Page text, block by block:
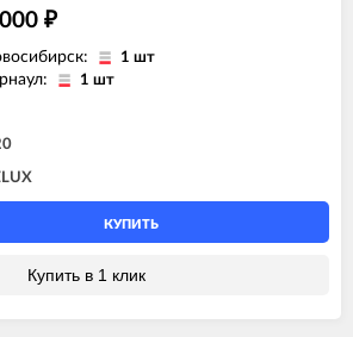
₽
1 шт
1 шт
КУПИТЬ
Купить в 1 клик